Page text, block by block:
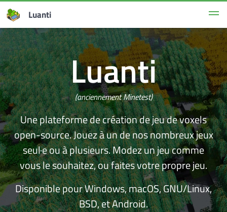
Luanti
Luanti
(anciennement Minetest)
Une plateforme de création de jeu de voxels
open-source. Jouez à un de nos nombreux jeux
seul·e ou à plusieurs. Modez un jeu comme
vous le souhaitez, ou faites votre propre jeu.
Disponible pour Windows, macOS, GNU/Linux,
BSD, et Android.